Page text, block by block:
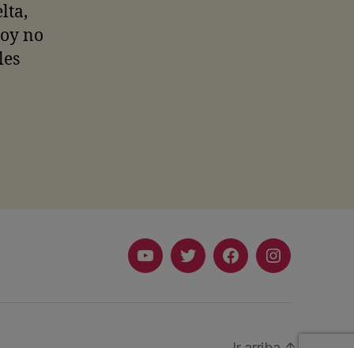
no
YoutubeTwitterFacebookInstagram